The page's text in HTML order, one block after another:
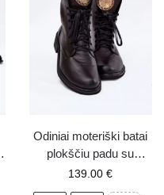
Odiniai moteriški batai
plokščiu padu su
auksine detale Zazoo
139.00€